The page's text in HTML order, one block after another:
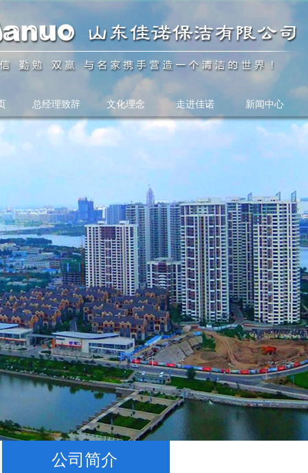
总经理致辞 文化理念 走进佳诺 新闻中心
公司简介